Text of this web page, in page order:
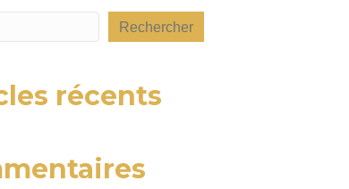
Rechercher
récents